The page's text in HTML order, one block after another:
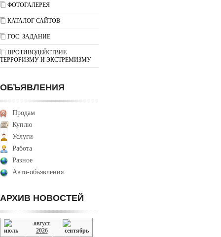
ФОТОГАЛЕРЕЯ
КАТАЛОГ САЙТОВ
ГОС. ЗАДАНИЕ
ПРОТИВОДЕЙСТВИЕ
ТЕРРОРИЗМУ И ЭКСТРЕМИЗМУ
ОБЪЯВЛЕНИЯ
Продам
Куплю
Услуги
Работа
Разное
Авто-объявления
АРХИВ НОВОСТЕЙ
август
2026